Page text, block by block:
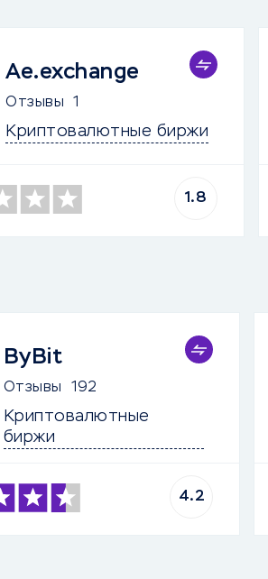
Ae.exchange
Отзывы 1
Криптовалютные биржи
1.8
ByBit
Отзывы 192
Криптовалютные
биржи
4.2